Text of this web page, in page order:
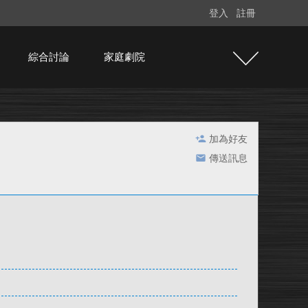
登入 註冊
綜合討論 家庭劇院
加為好友
傳送訊息